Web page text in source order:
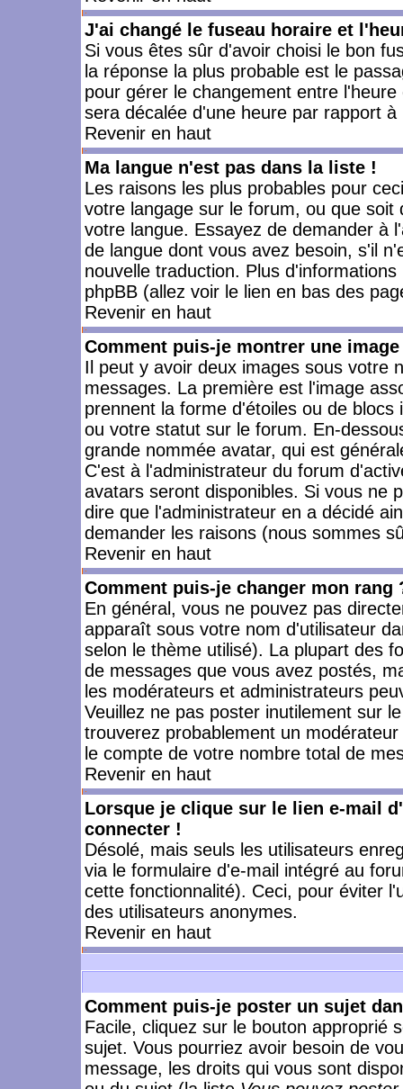
J'ai changé le fuseau horaire et
Si vous êtes sûr d'avoir choisi le bon
la réponse la plus probable est le
pour gérer le changement entre
sera décalée d'une heure par rapport à
Revenir en haut
Ma langue n'est pas dans la liste !
Les raisons les plus probables pour
votre langage sur le forum, ou que
votre langue. Essayez de demander à
de langue dont vous avez besoin, s'il
nouvelle traduction. Plus
phpBB (allez voir le lien en bas des
Revenir en haut
Comment puis-je montrer une
Il peut y avoir deux images sous votre
messages. La première est l'image
prennent la forme d'étoiles ou de
ou votre statut sur le forum. En-
grande nommée avatar, qui est
C'est à l'administrateur du forum
avatars seront disponibles. Si vous ne
dire que l'administrateur en a décidé
demander les raisons (nous sommes
Revenir en haut
Comment puis-je changer mon rang
En général, vous ne pouvez pas
apparaît sous votre nom d'utilisateur
selon le thème utilisé). La plupart des
de messages que vous avez postés,
les modérateurs et administrateurs
Veuillez ne pas poster inutilement sur
trouverez probablement un
le compte de votre nombre total de
Revenir en haut
Lorsque je clique sur le lien e-mail
connecter !
Désolé, mais seuls les utilisateurs
via le formulaire d'e-mail intégré au
cette fonctionnalité). Ceci, pour éviter
des utilisateurs anonymes.
Revenir en haut
Comment puis-je poster un sujet
Facile, cliquez sur le bouton approprié
sujet. Vous pourriez avoir besoin de
message, les droits qui vous sont